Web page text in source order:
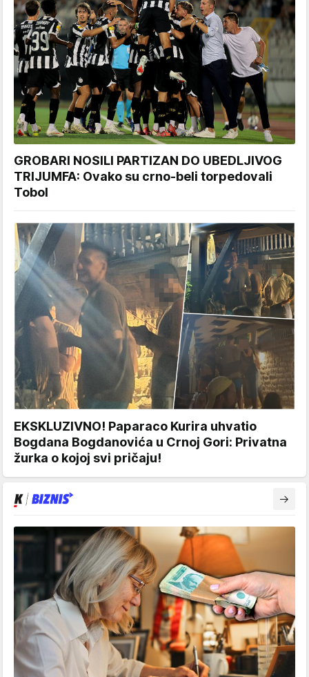
GROBARI NOSILI PARTIZAN DO UBEDLJIVOG
TRIJUMFA: Ovako su crno-beli torpedovali
Tobol
EKSKLUZIVNO! Paparaco Kurira uhvatio
Bogdana Bogdanovića u Crnoj Gori: Privatna
žurka o kojoj svi pričaju!